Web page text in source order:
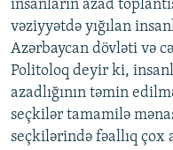
insanların azad
vəziyyətdə yığılan
Azərbaycan dövləti və
Politoloq deyir ki,
azadlığının təmin
seçkilər tamamilə
seçkilərində fəallıq çox